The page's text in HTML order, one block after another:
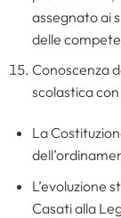
assegnato ai
delle
Conoscenza
scolastica
La
L’evoluzione
Casati alla